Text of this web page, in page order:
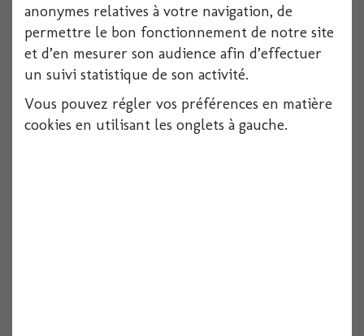
100 pièces
anonymes relatives à votre navigation, de
permettre le bon fonctionnement de notre site
et d’en mesurer son audience afin d’effectuer
un suivi statistique de son activité.
Vous pouvez régler vos préférences en matière
cookies en utilisant les onglets à gauche.